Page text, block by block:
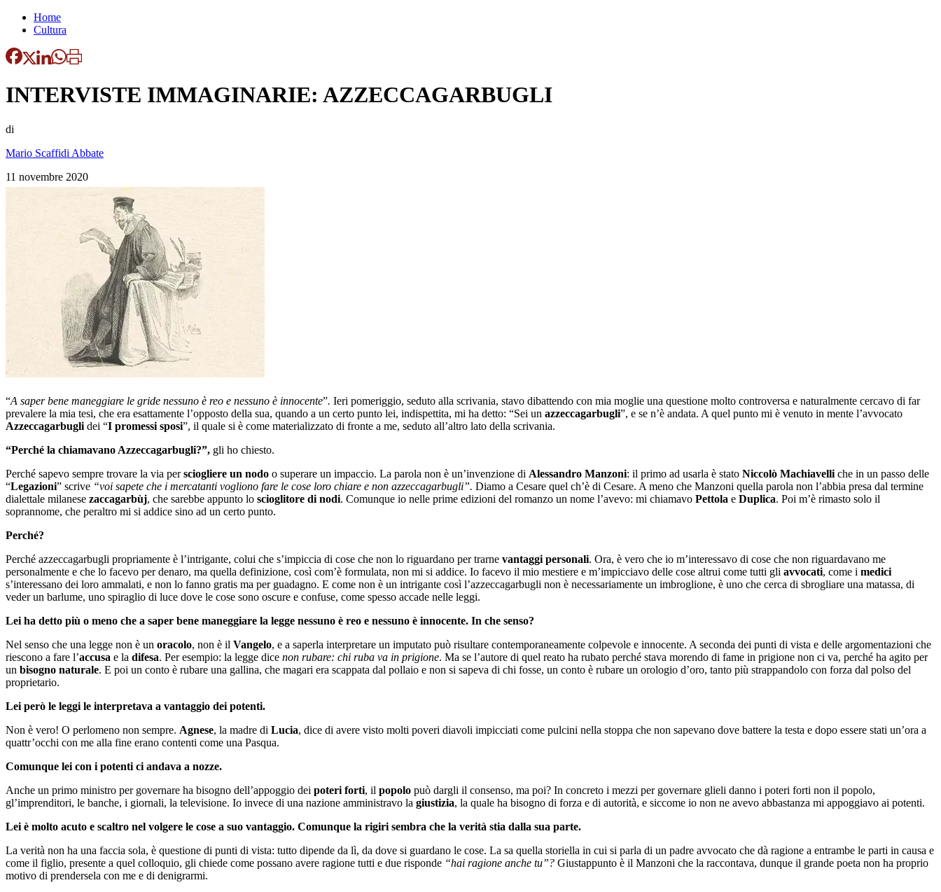
Home
Cultura
INTERVISTE IMMAGINARIE: AZZECCAGARBUGLI
di
Mario Scaffidi Abbate
11 novembre 2020
“A saper bene maneggiare le gride nessuno è reo e nessuno è innocente”. Ieri pomeriggio, seduto alla scrivania, stavo dibattendo con mia moglie una questione molto controversa e naturalmente cercavo di far
prevalere la mia tesi, che era esattamente l’opposto della sua, quando a un certo punto lei, indispettita, mi ha detto: “Sei un azzeccagarbugli”, e se n’è andata. A quel punto mi è venuto in mente l’avvocato
Azzeccagarbugli dei “I promessi sposi”, il quale si è come materializzato di fronte a me, seduto all’altro lato della scrivania.
“Perché la chiamavano Azzeccagarbugli?”, gli ho chiesto.
Perché sapevo sempre trovare la via persciogliere un nodo o superare un impaccio. La parola non è un’invenzione di Alessandro Manzoni: il primo ad usarla è stato Niccolò Machiavelli che in un passo delle
“Legazioni” scrive “voi sapete che i mercatanti vogliono fare le cose loro chiare e non azzeccagarbugli”. Diamo a Cesare quel ch’è di Cesare. A meno che Manzoni quella parola non l’abbia presa dal termine
dialettale milanese zaccagarbùj, che sarebbe appunto lo scioglitore di nodi. Comunque io nelle prime edizioni del romanzo un nome l’avevo: mi chiamavo Pettola e Duplica. Poi m’è rimasto solo il
soprannome, che peraltro mi si addice sino ad un certo punto.
Perché?
Perché azzeccagarbugli propriamente è l’intrigante, colui che s’impiccia di cose che non lo riguardano per trarne vantaggi personali. Ora, è vero che io m’interessavo di cose che non riguardavano me
personalmente e che lo facevo per denaro, ma quella definizione, così com’è formulata, non mi si addice. Io facevo il mio mestiere e m’impicciavo delle cose altrui come tutti gli avvocati, come i medici
s’interessano dei loro ammalati, e non lo fanno gratis ma per guadagno. E come non è un intrigante così l’azzeccagarbugli non è necessariamente un imbroglione, è uno che cerca di sbrogliare una matassa, di
veder un barlume, uno spiraglio di luce dove le cose sono oscure e confuse, come spesso accade nelle leggi.
Lei ha detto più o meno che a saper bene maneggiare la legge nessuno è reo e nessuno è innocente. In che senso?
Nel senso che una legge non è un oracolo, non è il Vangelo, e a saperla interpretare un imputato può risultare contemporaneamente colpevole e innocente. A seconda dei punti di vista e delle argomentazioni che
riescono a fare l’accusa e la difesa. Per esempio: la legge dice non rubare: chi ruba va in prigione. Ma se l’autore di quel reato ha rubato perché stava morendo di fame in prigione non ci va, perché ha agito per
un bisogno naturale. E poi un conto è rubare una gallina, che magari era scappata dal pollaio e non si sapeva di chi fosse, un conto è rubare un orologio d’oro, tanto più strappandolo con forza dal polso del
proprietario.
Lei però le leggi le interpretava a vantaggio dei potenti.
Non è vero! O perlomeno non sempre. Agnese, la madre di Lucia, dice di avere visto molti poveri diavoli impicciati come pulcini nella stoppa che non sapevano dove battere la testa e dopo essere stati un’ora a
quattr’occhi con me alla fine erano contenti come una Pasqua.
Comunque lei con i potenti ci andava a nozze.
Anche un primo ministro per governare ha bisogno dell’appoggio dei poteri forti, il popolo può dargli il consenso, ma poi? In concreto i mezzi per governare glieli danno i poteri forti non il popolo,
gl’imprenditori, le banche, i giornali, la televisione. Io invece di una nazione amministravo la giustizia, la quale ha bisogno di forza e di autorità, e siccome io non ne avevo abbastanza mi appoggiavo ai potenti.
Lei è molto acuto e scaltro nel volgere le cose a suo vantaggio. Comunque la rigiri sembra che la verità stia dalla sua parte.
La verità non ha una faccia sola, è questione di punti di vista: tutto dipende da lì, da dove si guardano le cose. La sa quella storiella in cui si parla di un padre avvocato che dà ragione a entrambe le parti in causa e
come il figlio, presente a quel colloquio, gli chiede come possano avere ragione tutti e due risponde “hai ragione anche tu”? Giustappunto è il Manzoni che la raccontava, dunque il grande poeta non ha proprio
motivo di prendersela con me e di denigrarmi.